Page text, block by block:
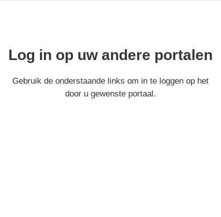
Log in op uw andere portalen
Gebruik de onderstaande links om in te loggen op het
door u gewenste portaal.